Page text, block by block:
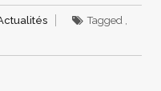
Tagged ,